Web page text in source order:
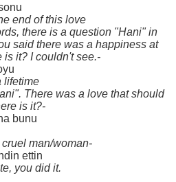
end of this love
there is a question "Hani" in
said there was a happiness at
is it? I couldn't see.-
lifetime
There was a love that should
is it?-
bunu
man/woman-
ettin
you did it.